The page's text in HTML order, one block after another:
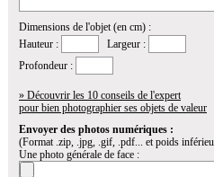
Dimensions de l'objet (en cm) :
Hauteur :
Largeur :
Profondeur :
» Découvrir les 10 conseils de l'expert
pour bien photographier ses objets de valeur
Envoyer des photos numériques :
(Format .zip, .jpg, .gif, .pdf... et poids
Une photo générale de face :